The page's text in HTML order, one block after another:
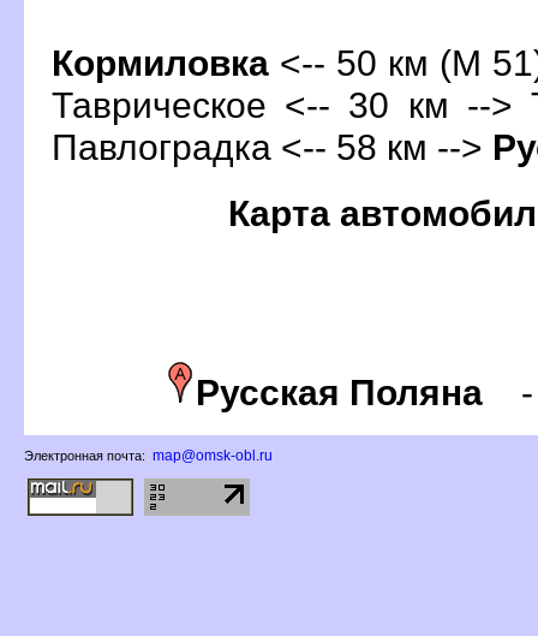
Кормиловка <-- 50 км (М
Таврическое <-- 30 км -->
Павлоградка <-- 58 км -->
Карта
Русская Поляна
Электронная почта: map@omsk-obl.ru